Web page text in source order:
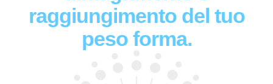
raggiungimento del tuo
peso forma.